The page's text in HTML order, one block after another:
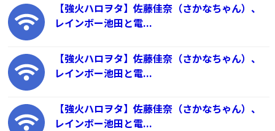
【強火ハロヲタ】佐藤佳奈（さかなちゃん）、
レインボー池田と電...
【強火ハロヲタ】佐藤佳奈（さかなちゃん）、
レインボー池田と電...
【強火ハロヲタ】佐藤佳奈（さかなちゃん）、
レインボー池田と電...